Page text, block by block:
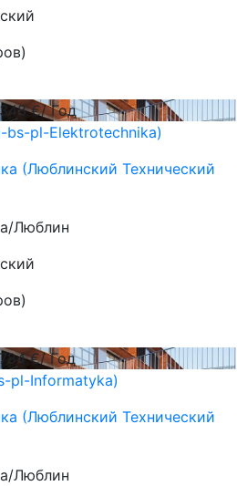
€/ Год
bs-pl-Elektrotechnika)
(Люблинский Технический
Люблин
€/ Год
pl-Informatyka)
(Люблинский Технический
Люблин